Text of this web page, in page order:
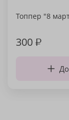
Топпер "8
300₽